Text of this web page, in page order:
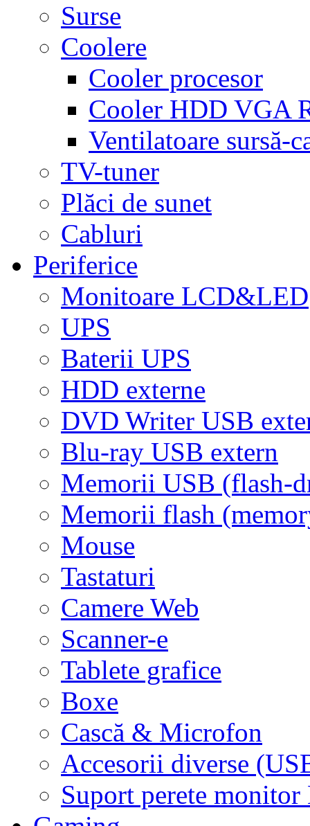
Surse
Coolere
Cooler procesor
Cooler HDD VGA
Ventilatoare sursă-
TV-tuner
Plăci de sunet
Cabluri
Periferice
Monitoare LCD&LED
UPS
Baterii UPS
HDD externe
DVD Writer USB
Blu-ray USB extern
Memorii USB (flash-
Memorii flash
Mouse
Tastaturi
Camere Web
Scanner-e
Tablete grafice
Boxe
Cască & Microfon
Accesorii diverse
Suport perete